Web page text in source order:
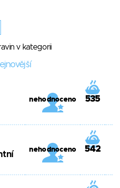
v kategorii
nehodnoceno 535
nehodnoceno 542